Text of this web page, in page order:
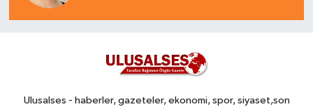
Ulusalses - haberler, gazeteler, ekonomi, spor, siyaset,son